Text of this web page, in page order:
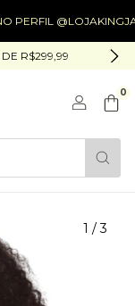
@LOJAKINGJACK
R$299,99
0
1 /3